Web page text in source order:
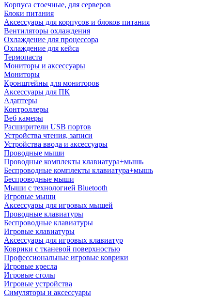
Корпуса стоечные, для серверов
Блоки питания
Аксессуары для корпусов и блоков питания
Вентиляторы охлаждения
Охлаждение для процессора
Охлаждение для кейса
Термопаста
Мониторы и аксессуары
Мониторы
Кронштейны для мониторов
Аксессуары для ПК
Адаптеры
Контроллеры
Веб камеры
Расширители USB портов
Устройства чтения, записи
Устройства ввода и аксессуары
Проводные мыши
Проводные комплекты клавиатура+мышь
Беспроводные комплекты клавиатура+мышь
Беспроводные мыши
Мыши с технологией Bluetooth
Игровые мыши
Аксессуары для игровых мышей
Проводные клавиатуры
Беспроводные клавиатуры
Игровые клавиатуры
Аксессуары для игровых клавиатур
Коврики с тканевой поверхностью
Профессиональные игровые коврики
Игровые кресла
Игровые столы
Игровые устройства
Симуляторы и аксессуары